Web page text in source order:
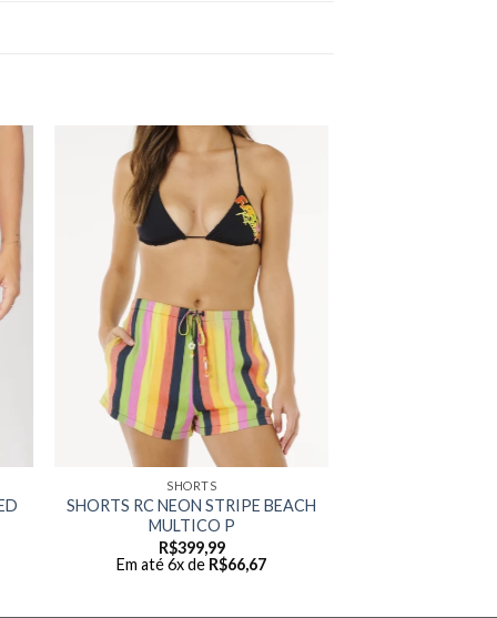
SHORTS
SHORTS RC NEON STRIPE BEACH
MULTICO P
R$399,99
Em até 6x de R$66,67